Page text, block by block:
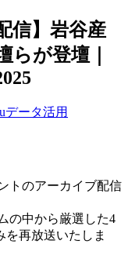
信】岩谷産
らが登壇｜
データ活用
トのアーカイブ配信
の中から厳選した4
を再放送いたしま